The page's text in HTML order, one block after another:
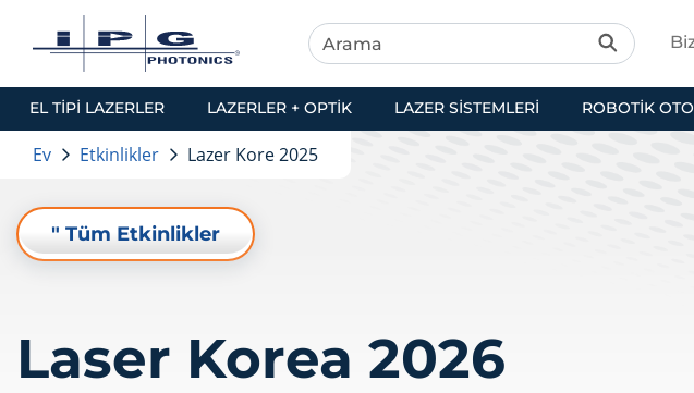
EL TIPI LAZERLER LAZERLER + OPTIK LAZER SISTEMLERI ROBOTIK
Ev Etkinlikler Lazer Kore 2025
" Tüm Etkinlikler
Laser Korea 2026